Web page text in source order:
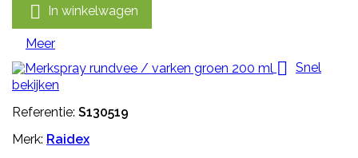
 In winkelwagen
Meer
 Snel
bekijken
Referentie: S130519
Merk: Raidex